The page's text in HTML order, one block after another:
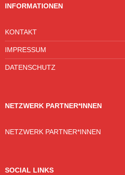
INFORMATIONEN
KONTAKT
IMPRESSUM
DATENSCHUTZ
NETZWERK PARTNER*INNEN
NETZWERK PARTNER*INNEN
SOCIAL LINKS